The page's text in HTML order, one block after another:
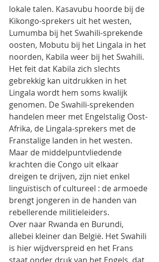
lokale talen. Kasavubu hoorde bij de
Kikongo-sprekers uit het westen,
Lumumba bij het Swahili-sprekende
oosten, Mobutu bij het Lingala in het
noorden, Kabila weer bij het Swahili.
Het feit dat Kabila zich slechts
gebrekkig kan uitdrukken in het
Lingala wordt hem soms kwalijk
genomen. De Swahili-sprekenden
handelen meer met Engelstalig Oost-
Afrika, de Lingala-sprekers met de
Franstalige landen in het westen.
Maar de middelpuntvliedende
krachten die Congo uit elkaar
dreigen te drijven, zijn niet enkel
linguïstisch of cultureel : de armoede
brengt jongeren in de handen van
rebellerende militieleiders.
Over naar Rwanda en Burundi,
allebei kleiner dan België. Het Swahili
is hier wijdverspreid en het Frans